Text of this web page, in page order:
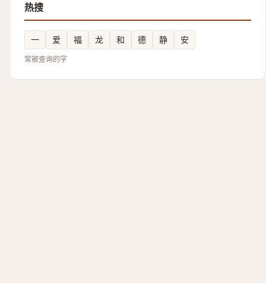
热搜
一 爱 福 龙 和 德 静 安
常被查询的字